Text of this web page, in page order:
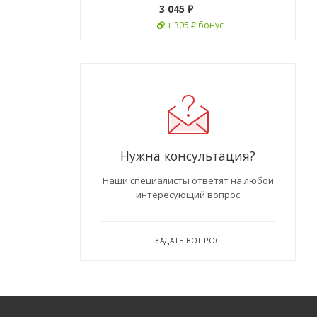
3 045 ₽
+ 305 ₽ бонус
Нужна консультация?
Наши специалисты ответят на любой
интересующий вопрос
ЗАДАТЬ ВОПРОС